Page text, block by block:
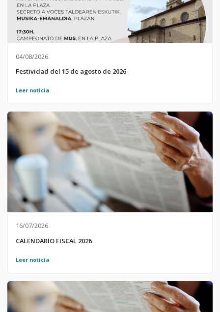
04/08/2026
Festividad del 15 de agosto de 2026
Leer noticia
16/07/2026
CALENDARIO FISCAL 2026
Leer noticia